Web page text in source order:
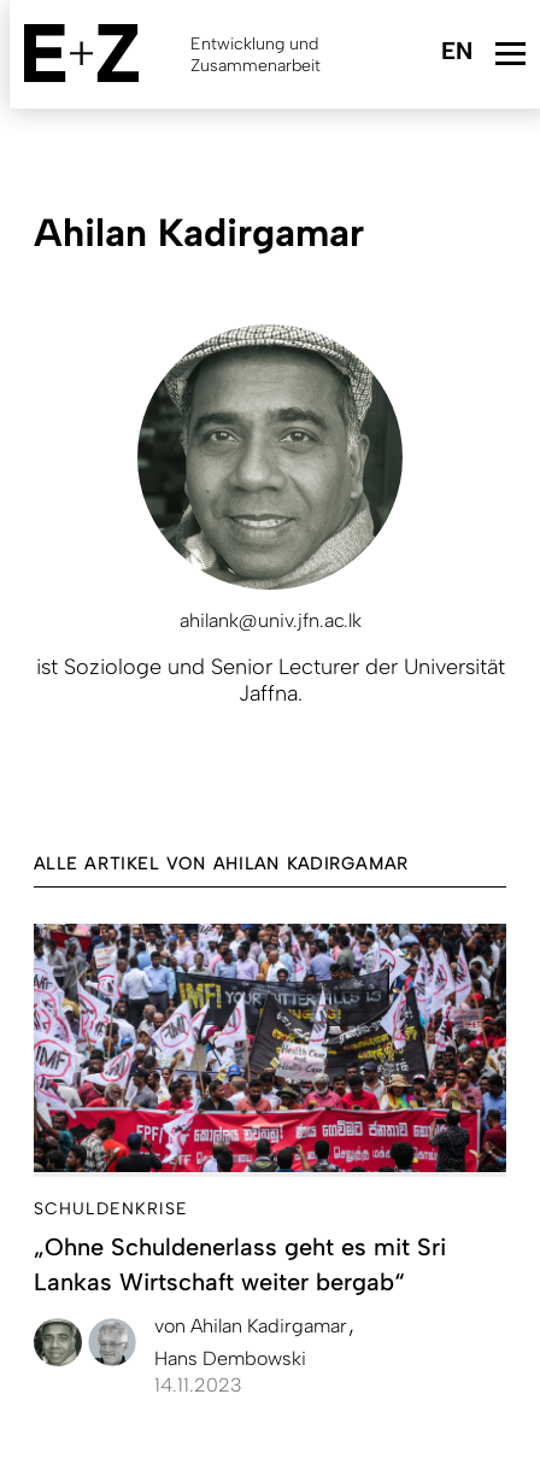
Skip
main
content
Entwicklung und
Zusammenarbeit
Ahilan Kadirgamar
ahilank@univ.jfn.ac.lk
ist Soziologe und Senior Lecturer der Universität
Jaffna.
ALLE ARTIKEL VON AHILAN KADIRGAMAR
SCHULDENKRISE
„Ohne Schuldenerlass geht es mit Sri
Lankas Wirtschaft weiter bergab“
von Ahilan Kadirgamar
Hans Dembowski
14.11.2023